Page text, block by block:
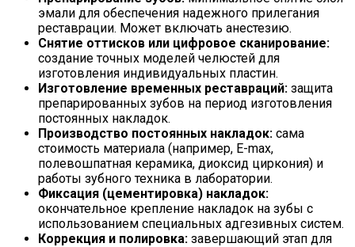
эмали для обеспечения надежного прилегания
реставрации. Может включать анестезию.
Снятие оттисков или цифровое сканирование:
создание точных моделей челюстей для
изготовления индивидуальных пластин.
Изготовление временных реставраций: защита
препарированных зубов на период изготовления
постоянных накладок.
Производство постоянных накладок: сама
стоимость материала (например, E-max,
полевошпатная керамика, диоксид циркония) и
работы зубного техника в лаборатории.
Фиксация (цементировка) накладок:
окончательное крепление накладок на зубы с
использованием специальных адгезивных систем.
Коррекция и полировка: завершающий этап для